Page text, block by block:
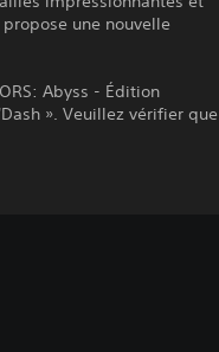
une nouvelle
Abyss - Édition
». Veuillez vérifier que